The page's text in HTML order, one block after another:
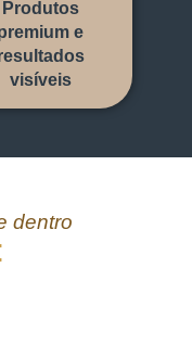
Produtos
e
visíveis
dentro